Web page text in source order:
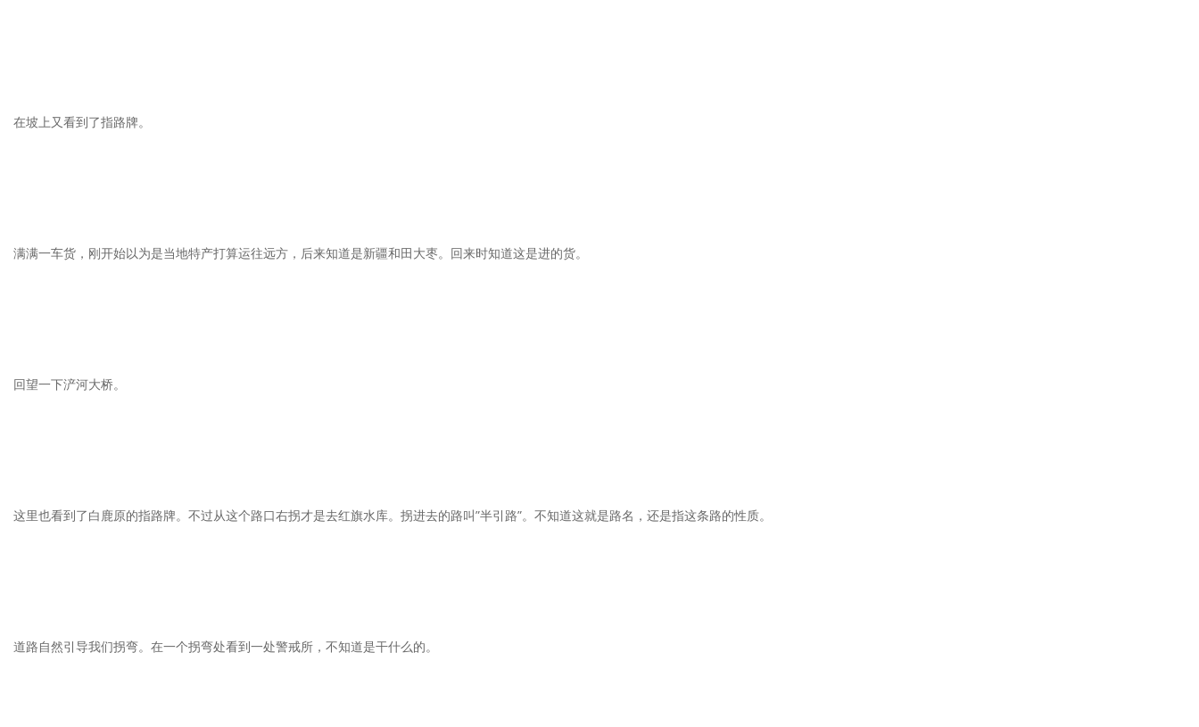
在坡上又看到了指路牌。
满满一车货，刚开始以为是当地特产打算运往远方，后来知道是新疆和田大枣。回来时知道这是进的货。
回望一下浐河大桥。
这里也看到了白鹿原的指路牌。不过从这个路口右拐才是去红旗水库。拐进去的路叫”半引路”。不知道这就是路名，还是指这条路的性质。
道路自然引导我们拐弯。在一个拐弯处看到一处警戒所，不知道是干什么的。